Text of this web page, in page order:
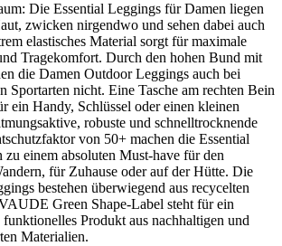
Die Essential Leggings für Damen liegen
zwicken nirgendwo und sehen dabei auch
elastisches Material sorgt für maximale
Tragekomfort. Durch den hohen Bund mit
die Damen Outdoor Leggings auch bei
Sportarten nicht. Eine Tasche am rechten Bein
ein Handy, Schlüssel oder einen kleinen
robuste und schnelltrocknende
von 50+ machen die Essential
einem absoluten Must-have für den
für Zuhause oder auf der Hütte. Die
bestehen überwiegend aus recycelten
Green Shape-Label steht für ein
Produkt aus nachhaltigen und
Materialien.